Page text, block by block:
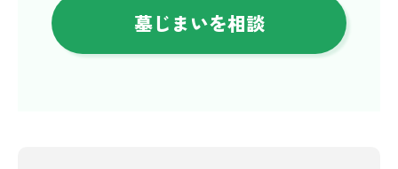
墓じまいを相談